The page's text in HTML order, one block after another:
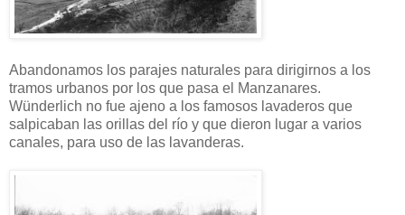
Abandonamos los parajes naturales para dirigirnos a los
tramos urbanos por los que pasa el Manzanares.
Wünderlich no fue ajeno a los famosos lavaderos que
salpicaban las orillas del río y que dieron lugar a varios
canales, para uso de las lavanderas.